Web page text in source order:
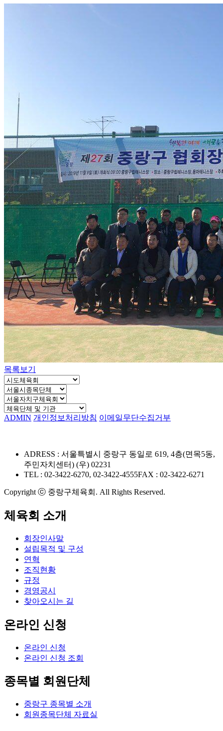
목록보기
ADMIN 개인정보처리방침 이메일무단수집거부
ADRESS : 서울특별시 중랑구 동일로 619, 4층(면목5동,
주민자치센터) (우) 02231
TEL : 02-3422-6270, 02-3422-4555FAX : 02-3422-6271
Copyright ⓒ 중랑구체육회. All Rights Reserved.
체육회 소개
회장인사말
설립목적 및 구성
연혁
조직현황
규정
경영공시
찾아오시는 길
온라인 신청
온라인 신청
온라인 신청 조회
종목별 회원단체
중랑구 종목별 소개
회원종목단체 자료실